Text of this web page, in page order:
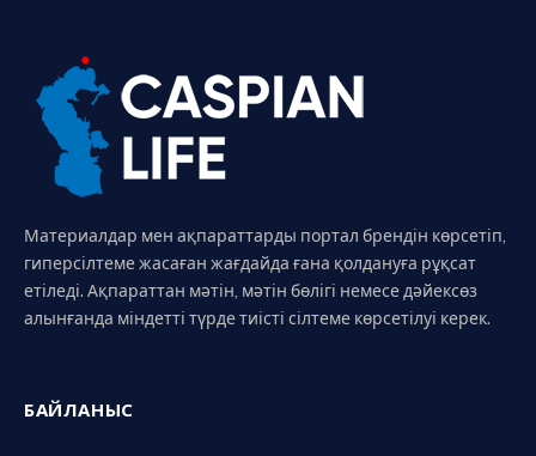
Материалдар мен ақпараттарды портал брендін көрсетіп,
гиперсілтеме жасаған жағдайда ғана қолдануға рұқсат
етіледі. Ақпараттан мәтін, мәтін бөлігі немесе дәйексөз
алынғанда міндетті түрде тиісті сілтеме көрсетілуі керек.
БАЙЛАНЫС